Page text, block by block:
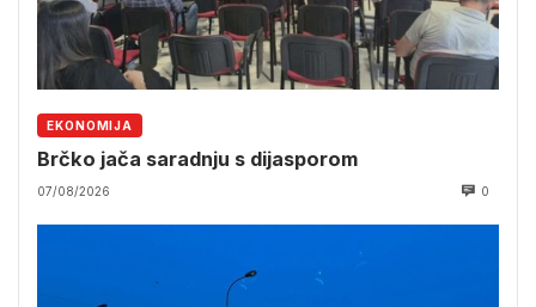
EKONOMIJA
Brčko jača saradnju s dijasporom
07/08/2026 0